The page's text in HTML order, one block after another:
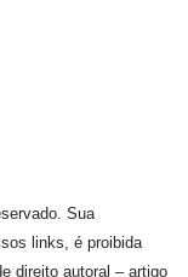
Sua
links, é proibida
direito autoral – artigo